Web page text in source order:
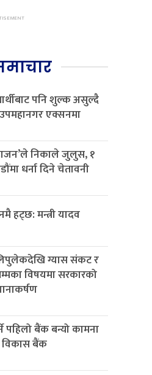
पनि शुल्क असुल्दै
एक्सनमा
निकाले जुलुस, १
धर्ना दिने चेतावनी
हट्छ: मन्त्री यादव
लिपुलेकदेखि ग्यास संकट र
विषयमा सरकारको
पहिलो बैंक बन्यो कामना
बैंक